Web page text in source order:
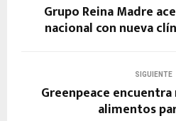
Grupo Reina Madre
nacional con nueva
SIGUIENTE
Greenpeace
alimentos